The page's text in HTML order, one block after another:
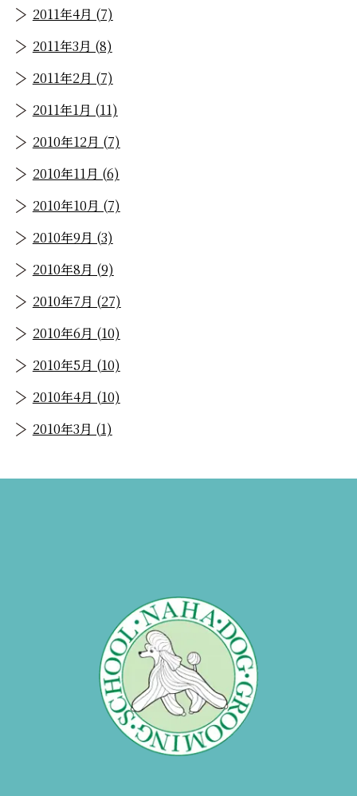
2011年4月 (7)
2011年3月 (8)
2011年2月 (7)
2011年1月 (11)
2010年12月 (7)
2010年11月 (6)
2010年10月 (7)
2010年9月 (3)
2010年8月 (9)
2010年7月 (27)
2010年6月 (10)
2010年5月 (10)
2010年4月 (10)
2010年3月 (1)